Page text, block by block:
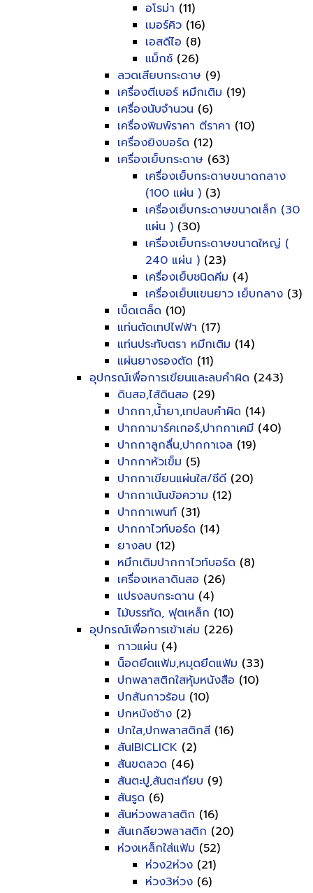
อโรม่า (11)
เมอร์คิว (16)
เอสดีไอ (8)
แม็กซ์ (26)
ลวดเสียบกระดาษ (9)
เครื่องตีเบอร์ หมึกเติม (19)
เครื่องนับจำนวน (6)
เครื่องพิมพ์ราคา ตีราคา (10)
เครื่องยิงบอร์ด (12)
เครื่องเย็บกระดาษ (63)
เครื่องเย็บกระดาษขนาดกลาง
(100 แผ่น ) (3)
เครื่องเย็บกระดาษขนาดเล็ก (30
แผ่น ) (30)
เครื่องเย็บกระดาษขนาดใหญ่ (
240 แผ่น ) (23)
เครื่องเย็บชนิดคีม (4)
เครื่องเย็บแขนยาว เย็บกลาง (3)
เบ็ดเตล็ด (10)
แท่นตัดเทปไฟฟ้า (17)
แท่นประทับตรา หมึกเติม (14)
แผ่นยางรองตัด (11)
อุปกรณ์เพื่อการเขียนและลบคำผิด (243)
ดินสอ,ไส้ดินสอ (29)
ปากกา,น้ำยา,เทปลบคำผิด (14)
ปากกามาร์คเกอร์,ปากกาเคมี (40)
ปากกาลูกลื่น,ปากกาเจล (19)
ปากกาหัวเข็ม (5)
ปากกาเขียนแผ่นใส/ซีดี (20)
ปากกาเน้นข้อความ (12)
ปากกาเพนท์ (31)
ปากกาไวท์บอร์ด (14)
ยางลบ (12)
หมึกเติมปากกาไวท์บอร์ด (8)
เครื่องเหลาดินสอ (26)
แปรงลบกระดาน (4)
ไม้บรรทัด, ฟุตเหล็ก (10)
อุปกรณ์เพื่อการเข้าเล่ม (226)
กาวแผ่น (4)
น็อดยึดแฟ้ม,หมุดยึดแฟ้ม (33)
ปกพลาสติกใสหุ้มหนังสือ (10)
ปกสันกาวร้อน (10)
ปกหนังช้าง (2)
ปกใส,ปกพลาสติกสี (16)
สันIBICLICK (2)
สันขดลวด (46)
สันตะปู,สันตะเกียบ (9)
สันรูด (6)
สันห่วงพลาสติก (16)
สันเกลียวพลาสติก (20)
ห่วงเหล็กใส่แฟ้ม (52)
ห่วง2ห่วง (21)
ห่วง3ห่วง (6)